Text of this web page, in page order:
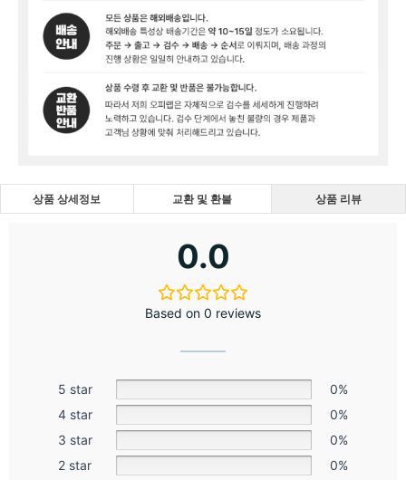
상품 상세정보 교환 및 환불 상품 리뷰
0.0
Based on 0 reviews
5 star
0%
4 star
0%
3 star
0%
2 star
0%